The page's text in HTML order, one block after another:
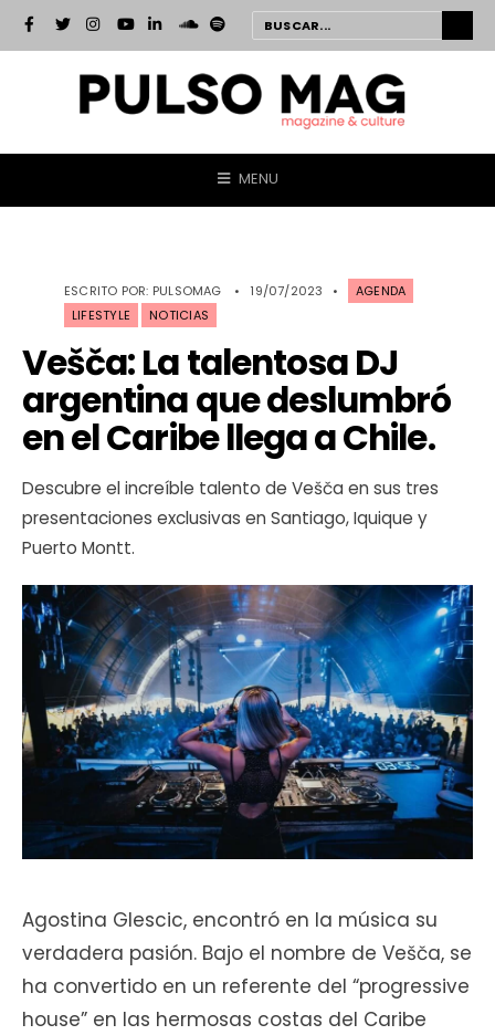
MENU
ESCRITO POR: PULSOMAG • 19/07/2023 •
AGENDA
LIFESTYLE
NOTICIAS
Vešča: La talentosa DJ
argentina que deslumbró
en el Caribe llega a Chile.
Descubre el increíble talento de Vešča en sus tres
presentaciones exclusivas en Santiago, Iquique y
Puerto Montt.
Agostina Glescic, encontró en la música su
verdadera pasión. Bajo el nombre de Vešča, se
ha convertido en un referente del “progressive
house” en las hermosas costas del Caribe